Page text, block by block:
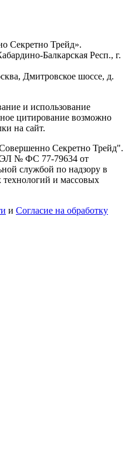
Секретно Трейд».
Балкарская Респ., г.
Дмитровское шоссе, д.
и использование
цитирование возможно
на сайт.
Секретно Трейд".
ЭЛ № ФС 77-79634 от
службой по надзору в
и массовых
и Согласие на обработку